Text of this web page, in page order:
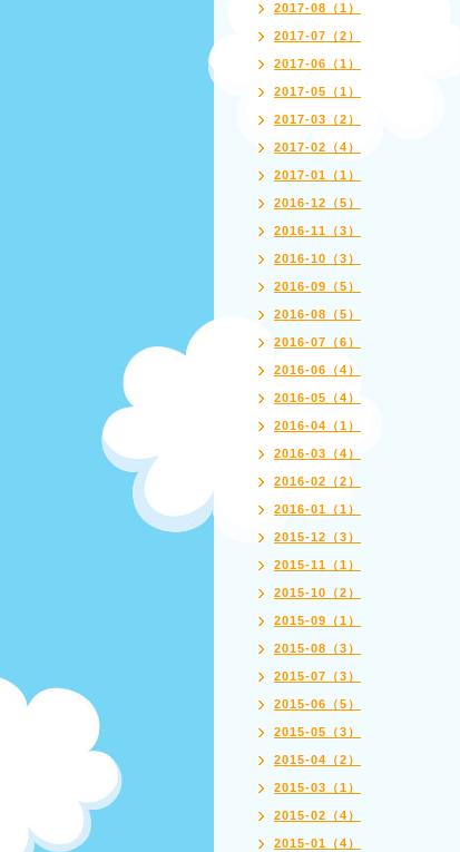
2017-08（1）
2017-07（2）
2017-06（1）
2017-05（1）
2017-03（2）
2017-02（4）
2017-01（1）
2016-12（5）
2016-11（3）
2016-10（3）
2016-09（5）
2016-08（5）
2016-07（6）
2016-06（4）
2016-05（4）
2016-04（1）
2016-03（4）
2016-02（2）
2016-01（1）
2015-12（3）
2015-11（1）
2015-10（2）
2015-09（1）
2015-08（3）
2015-07（3）
2015-06（5）
2015-05（3）
2015-04（2）
2015-03（1）
2015-02（4）
2015-01（4）